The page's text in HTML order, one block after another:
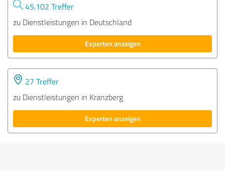
45.102 Treffer
zu Dienstleistungen in Deutschland
Experten anzeigen
27 Treffer
zu Dienstleistungen in Kranzberg
Experten anzeigen